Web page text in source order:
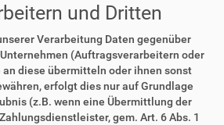
und Dritten
Verarbeitung Daten gegenüber
(Auftragsverarbeitern oder
diese übermitteln oder ihnen sonst
erfolgt dies nur auf Grundlage
(z.B. wenn eine Übermittlung der
gem. Art. 6 Abs. 1